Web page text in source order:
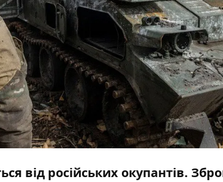
від російських окупантів.